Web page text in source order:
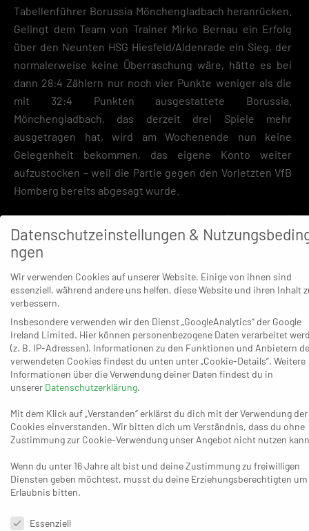
Tabellenführer Borussia Mönchengladbach heranrücken.
Gelingt dem Team von Trainer Mirko Bernau ein Erfolg
über den Neunten HSG Hiesfeld/Aldenrade ein Sieg, der
normalerweise keine Überraschung wäre, hätte es bei
dann 28:4 Zählern nur noch vier Punkte weniger als die
mit 32:4 Punkten ausgestattete Borussia.
Mönchengladbach, das derzeit drei Spiele mehr
ausgetragen hat, wird am Wochenende nun keine
Gelegenheit bekommen, das eigene Konto weiter
aufzustocken – weil die Partie gegen den Vorletzten VfB
Homberg bereits abgesagt wurde.
Im Nachholspiel gegen jene Homberger (7:25 Punkte)
festigte der TV Krefeld-Oppum durch den 27:26 (16:10)-
Sieg mit jetzt 18:14 Punkten als Sechster seine Position in
der oberen Tabellenhälfte. Oppum zog nach dem 9:8 (18.)
bis zum Ende der ersten Halbzeit auf 16:10 (30.) weg und
schien bis zum 21:14 (39.) auf dem Weg zu einem sicheren
Erfolg zu sein. Aber die Partie entwickelte sich noch
einmal in eine völlig andere Richtung und Homberg war
nach einer Aufholjagd auf der Zielgeraden plötzlich
wieder dran – 25:26 (58.). Dann erhöhte Maximilian Dierkes
Minute eine Zeitstrafe gegen Frederick Weidemüller gab.
Die Überzahl brachte dem VfB noch den 26:27-Anschluss
knappen Vorsprung ins Ziel.
Datenschutzeinstellungen &
ngen
Wir verwenden Cookies auf unserer Website. Einige von ihnen sind
essenziell, während andere uns helfen, diese Website und ihren Inhalt
verbessern.
Insbesondere verwenden wir den Dienst „GoogleAnalytics“ der Google
Ireland Limited. Hier können personenbezogene Daten verarbeitet
(z. B. IP-Adressen). Informationen zu den Funktionen und Anbietern
verwendeten Cookies findest du unten unter „Cookie-Details“. Weitere
Informationen über die Verwendung deiner Daten findest du in
unserer Datenschutzerklärung.
Mit dem Klick auf „Verstanden“ erklärst du dich mit der Verwendung der
Cookies einverstanden. Wir bitten dich um Verständnis, dass du ohne
Zustimmung zur Cookie-Verwendung unser Angebot nicht nutzen
Wenn du unter 16 Jahre alt bist und deine Zustimmung zu freiwilligen
Diensten geben möchtest, musst du deine Erziehungsberechtigten um
Erlaubnis bitten.
Datenschutzeinstellungen & Nutzungsbedingungen
Essenziell